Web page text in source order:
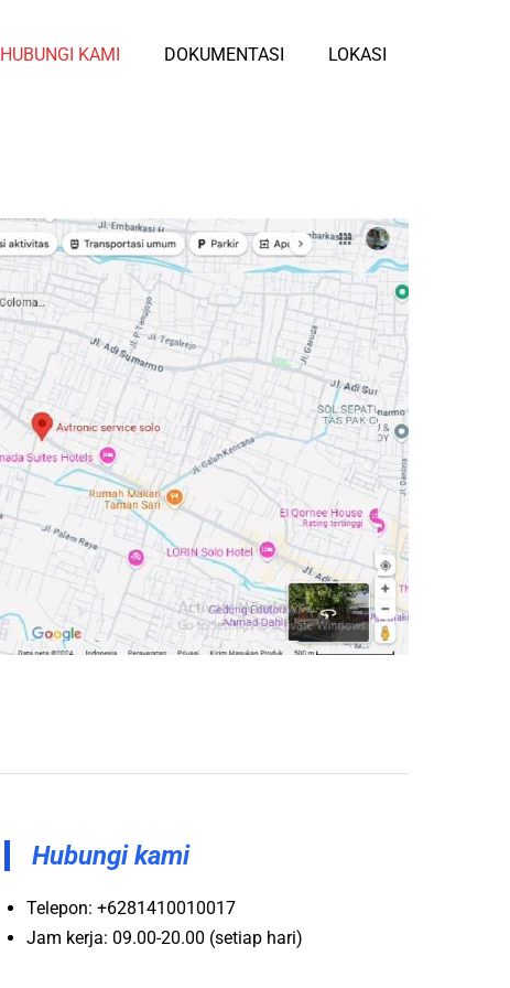
HUBUNGI KAMI DOKUMENTASI LOKASI
Hubungi kami
Telepon: +6281410010017
Jam kerja: 09.00-20.00 (setiap hari)